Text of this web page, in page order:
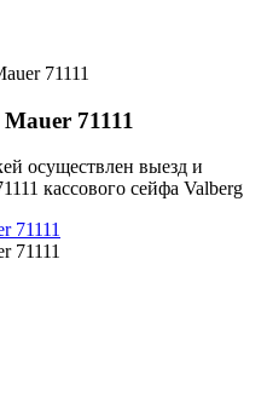
71111
71111
осуществлен выезд и
кассового сейфа Valberg